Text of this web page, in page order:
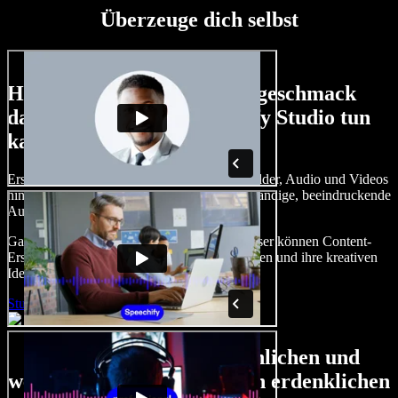
Überzeuge dich selbst
Hier ist nur ein kleiner Vorgeschmack
darauf, was du mit Speechify Studio tun
kannst.
Erstelle Voice-overs, füge lizenzfreie Stockbilder, Audio und Videos
hinzu, klone deine Stimme und erstelle vollständige, beeindruckende
Audio‑Video‑Projekte.
Ganz ohne Einarbeitung und direkt im Browser können Content-
Ersteller traditionelle Grenzen hinter sich lassen und ihre kreativen
Ideen zum Leben erwecken.
Studio starten
Große Auswahl an männlichen und
weiblichen Stimmen in allen erdenklichen